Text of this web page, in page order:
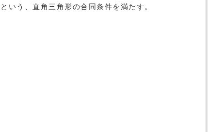
という、直角三角形の合同条件を満たす。